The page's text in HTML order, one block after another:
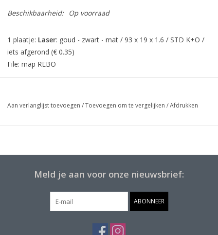
Beschikbaarheid: Op voorraad
1 plaatje: Laser: goud - zwart - mat / 93 x 19 x 1.6 / STD K+O /
iets afgerond (€ 0.35)
File: map REBO
Aan verlanglijst toevoegen /Toevoegen om te vergelijken /Afdrukken
Meld je aan voor onze nieuwsbrief:
ABONNEER